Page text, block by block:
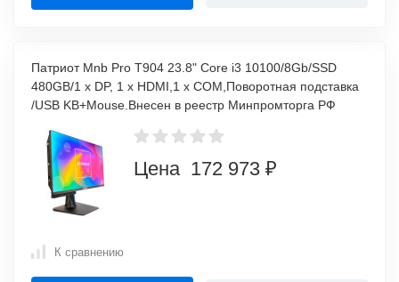
Патриот Mnb Pro T904 23.8" Core i3 10100/8Gb/SSD
480GB/1 x DP, 1 x HDMI,1 x COM,Поворотная подставка
/USB KB+Mouse.Внесен в реестр Минпромторга РФ
Цена 172 973 ₽
К сравнению